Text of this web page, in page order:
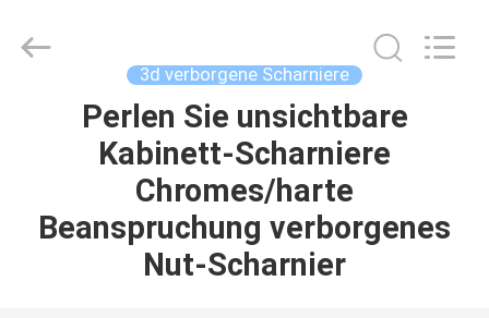
PRODUKTE
Rights
3d verborgene Scharniere
Perlen Sie unsichtbare
Kabinett-Scharniere
Chromes/harte
Beanspruchung verborgenes
Nut-Scharnier